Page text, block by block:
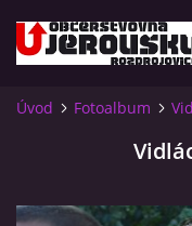
Úvod Fotoalbum